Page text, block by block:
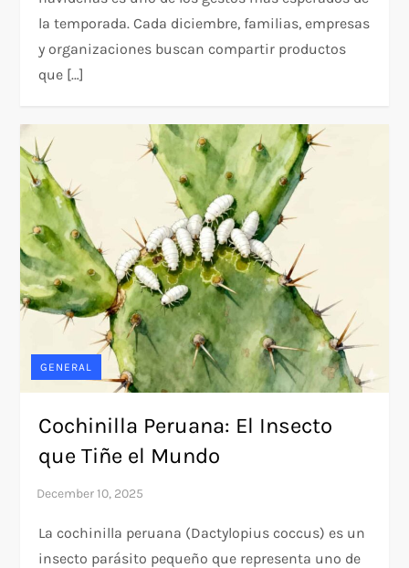
la temporada. Cada diciembre, familias, empresas
y organizaciones buscan compartir productos
que […]
GENERAL
Cochinilla Peruana: El Insecto
que Tiñe el Mundo
La cochinilla peruana (Dactylopius coccus) es un
insecto parásito pequeño que representa uno de